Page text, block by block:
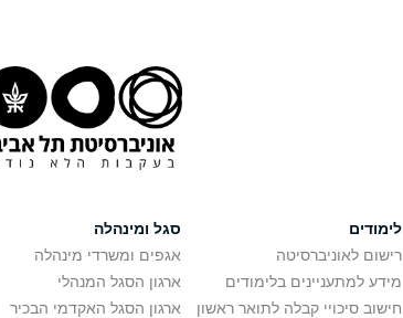
לימודים
רישום לאוניברסיטה
מידע למתעניינים בלימודים
חישוב סיכויי קבלה לתואר ראשון
סגל ומינהלה
אגפים ומשרדי מינהלה
ארגון הסגל המנהלי
ארגון הסגל האקדמי הבכיר